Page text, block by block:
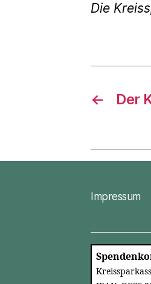
Die
← Der
Impressum